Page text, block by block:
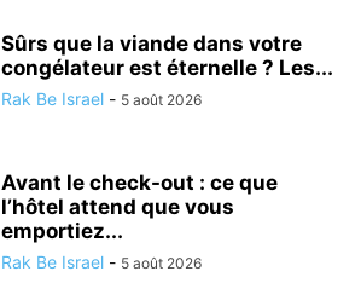
Sûrs que la viande dans votre
congélateur est éternelle ? Les...
Rak Be Israel - 5 août 2026
Avant le check-out : ce que
l’hôtel attend que vous
emportiez...
Rak Be Israel - 5 août 2026